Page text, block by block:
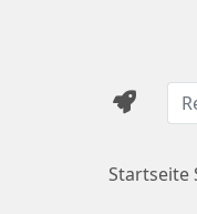
Startseite